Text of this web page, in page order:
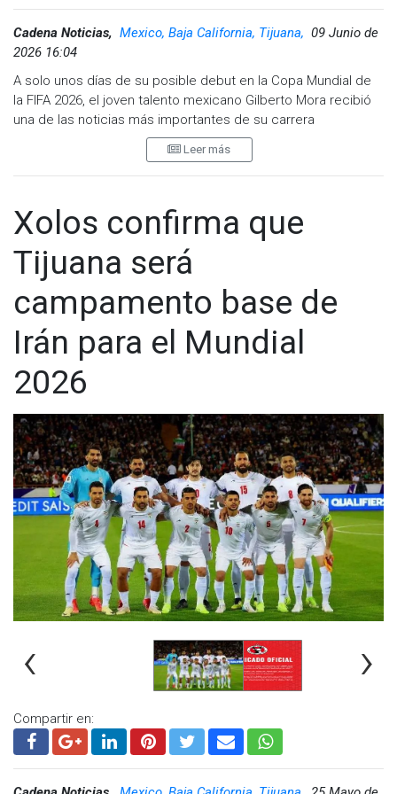
Cadena Noticias, Mexico, Baja California, Tijuana, 09 Junio de
2026 16:04
A solo unos días de su posible debut en la Copa Mundial de
la FIFA 2026, el joven talento mexicano Gilberto Mora recibió
una de las noticias más importantes de su carrera
El Club Tijuana Xoloitzcuintles anunció la renovación de
calificó como el acuerdo contractual más importante
otorgado a un jugador en la historia de la institución
fronteriza.
Como parte del nuevo vínculo, Mora heredará el emblemático
dorsal número 10 del club, una distinción que la directiva
considera un reconocimiento a lo realizado hasta ahora y una
muestra de confianza en su proyección futura.
“El acuerdo incluye un mecanismo de salida altamente
personalizado y claramente estructurado, desarrollado de
manera conjunta entre el club, el jugador y su representante”,
informó la institución mediante un comunicado.
Leer más
Xolos confirma que
Tijuana será
campamento base de
Irán para el Mundial
2026
‹ ›
Compartir en: